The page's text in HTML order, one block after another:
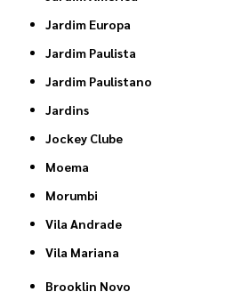
Jardim Europa
Jardim Paulista
Jardim Paulistano
Jardins
Jockey Clube
Moema
Morumbi
Vila Andrade
Vila Mariana
Brooklin Novo